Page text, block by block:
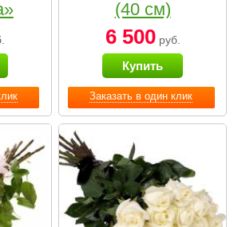
Заказать в один клик
(40 см)
6 500руб.
Купить